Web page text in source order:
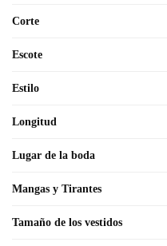
Corte
Escote
Estilo
Longitud
Lugar de la boda
Mangas y Tirantes
Tamaño de los vestidos